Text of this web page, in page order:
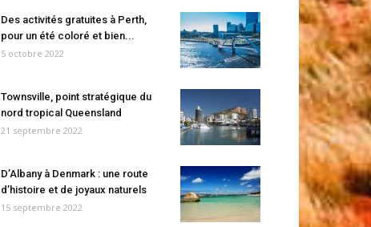
Des activités gratuites à Perth,
pour un été coloré et bien...
5 octobre 2022
Townsville, point stratégique du
nord tropical Queensland
21 septembre 2022
D’Albany à Denmark : une route
d’histoire et de joyaux naturels
15 septembre 2022